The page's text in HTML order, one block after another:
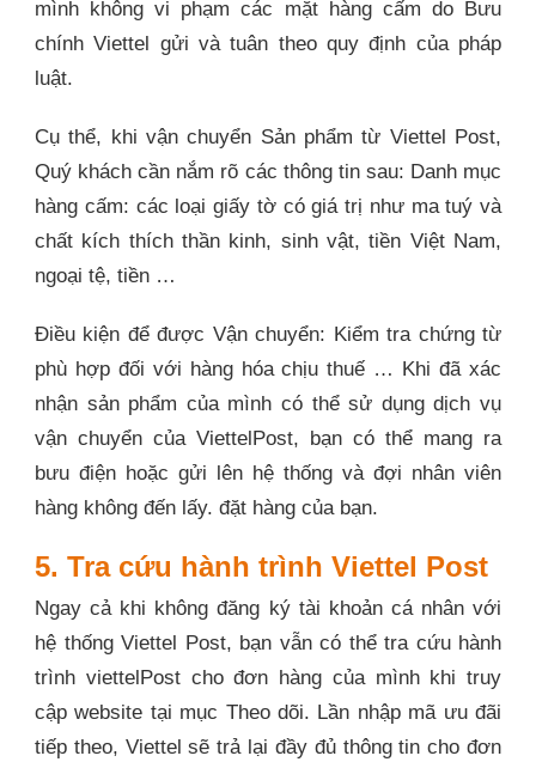
mình không vi phạm các mặt hàng cấm do Bưu
chính Viettel gửi và tuân theo quy định của pháp
luật.
Cụ thể, khi vận chuyển Sản phẩm từ Viettel Post,
Quý khách cần nắm rõ các thông tin sau: Danh mục
hàng cấm: các loại giấy tờ có giá trị như ma tuý và
chất kích thích thần kinh, sinh vật, tiền Việt Nam,
ngoại tệ, tiền …
Điều kiện để được Vận chuyển: Kiểm tra chứng từ
phù hợp đối với hàng hóa chịu thuế … Khi đã xác
nhận sản phẩm của mình có thể sử dụng dịch vụ
vận chuyển của ViettelPost, bạn có thể mang ra
bưu điện hoặc gửi lên hệ thống và đợi nhân viên
hàng không đến lấy. đặt hàng của bạn.
5. Tra cứu hành trình Viettel Post
Ngay cả khi không đăng ký tài khoản cá nhân với
hệ thống Viettel Post, bạn vẫn có thể tra cứu hành
trình viettelPost cho đơn hàng của mình khi truy
cập website tại mục Theo dõi. Lần nhập mã ưu đãi
tiếp theo, Viettel sẽ trả lại đầy đủ thông tin cho đơn